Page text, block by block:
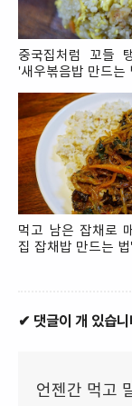
중국집처럼 꼬들
'새우볶음밥 만드는
먹고 남은 잡채로
집 잡채밥 만드는 법'
✔ 댓글이 개 있습니
언젠간 먹고